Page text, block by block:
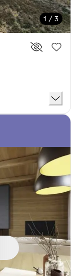
1 / 3